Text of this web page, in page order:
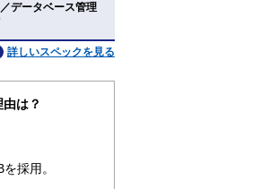
データベース管理
詳しいスペックを見る
は？
採用。